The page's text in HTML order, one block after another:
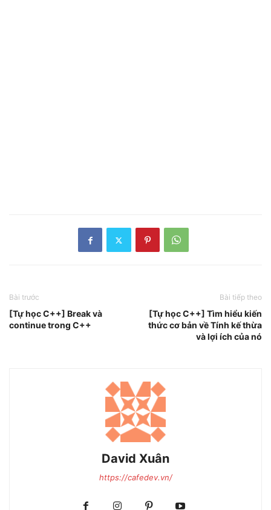
Bài trước
[Tự học C++] Break và
continue trong C++
Bài tiếp theo
[Tự học C++] Tìm hiểu kiến
thức cơ bản về Tính kế thừa
và lợi ích của nó
David Xuân
https://cafedev.vn/